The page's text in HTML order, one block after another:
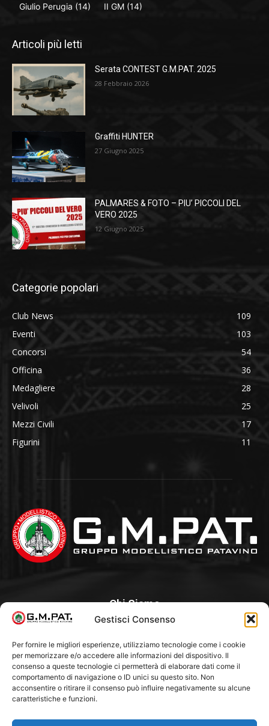
Gestisci Consenso
Per fornire le migliori esperienze, utilizziamo tecnologie come i cookie
per memorizzare e/o accedere alle informazioni del dispositivo. Il
consenso a queste tecnologie ci permetterà di elaborare dati come il
comportamento di navigazione o ID unici su questo sito. Non
acconsentire o ritirare il consenso può influire negativamente su alcune
caratteristiche e funzioni.
Giulio Perugia (14) II GM (14)
Articoli più letti
Serata CONTEST G.M.PAT. 2025
28 Febbraio 2026
Graffiti HUNTER
27 Giugno 2025
PALMARES & FOTO – PIU’ PICCOLI DEL
VERO 2025
12 Giugno 2025
Categorie popolari
Club News
109
Eventi
103
Concorsi
54
Officina
36
Medagliere
28
Velivoli
25
Mezzi Civili
17
Figurini
11
Chi Siamo
l’intento di creare a Padova un punto di aggregazione e di
riferimento per l’hobby del modellismo statico. Tra i Soci
“fondatori” ci sono Franco Callegari e Gianni Besenzon.
Seguici Su